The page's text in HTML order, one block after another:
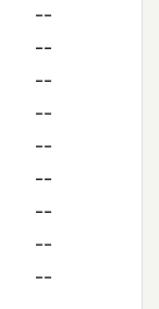
--
--
--
--
--
--
--
--
--